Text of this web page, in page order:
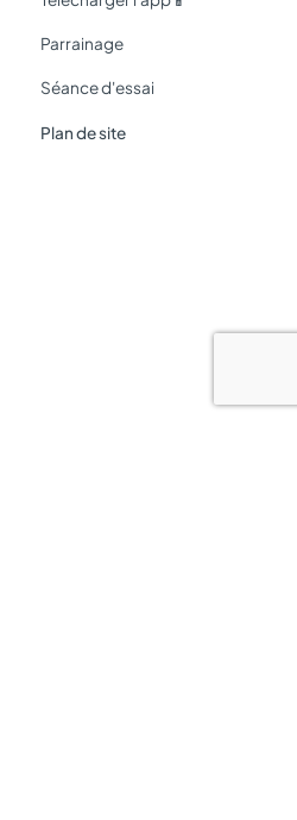
Parrainage
Séance d'essai
Plan de site